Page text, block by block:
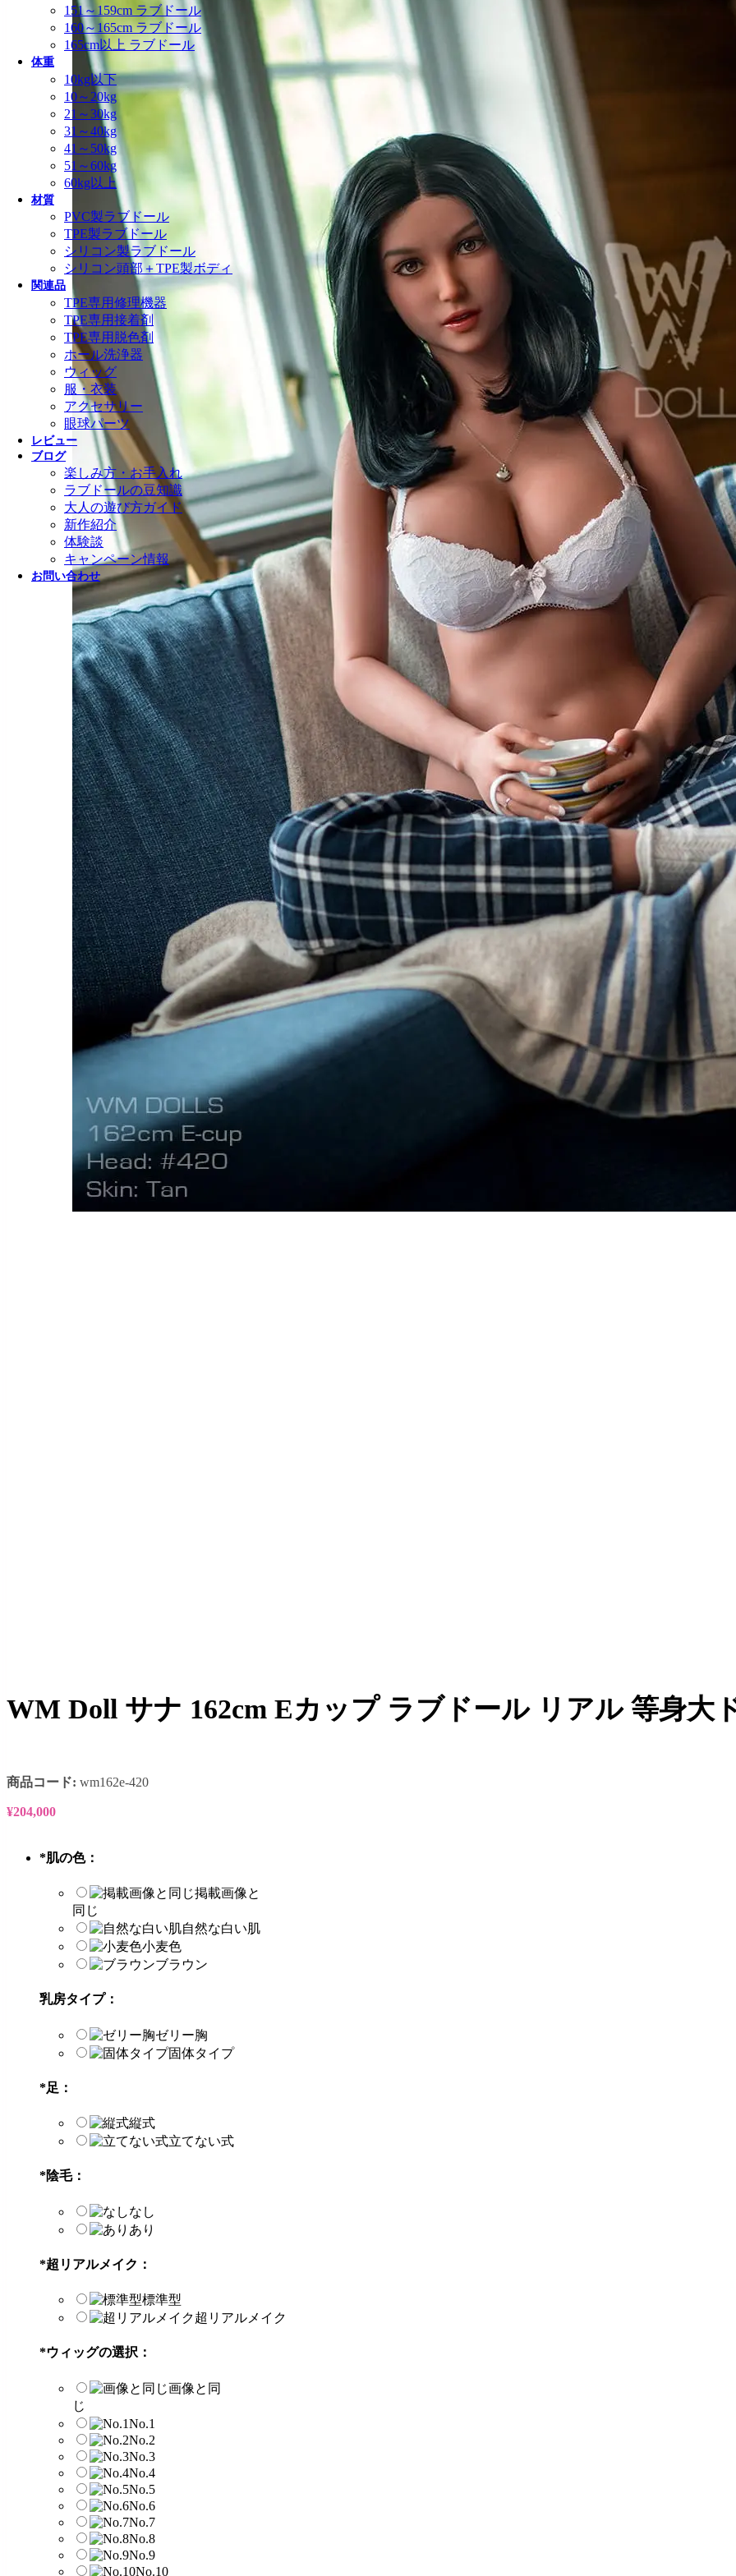
151～159cm ラブドール
160～165cm ラブドール
165cm以上 ラブドール
体重
10kg以下
10～20kg
21～30kg
31～40kg
41～50kg
51～60kg
60kg以上
材質
PVC製ラブドール
TPE製ラブドール
シリコン製ラブドール
シリコン頭部＋TPE製ボディ
関連品
TPE専用修理機器
TPE専用接着剤
TPE専用脱色剤
ホール洗浄器
ウィッグ
服・衣装
アクセサリー
眼球パーツ
レビュー
ブログ
楽しみ方・お手入れ
ラブドールの豆知識
大人の遊び方ガイド
新作紹介
体験談
キャンペーン情報
お問い合わせ
WM Doll サナ 162cm Eカップ ラブドール リアル 等身大
商品コード: wm162e-420
¥204,000
*肌の色：
掲載画像と
同じ
自然な白い肌
小麦色
ブラウン
乳房タイプ：
ゼリー胸
固体タイプ
*足：
縦式
立てない式
*陰毛：
なし
あり
*超リアルメイク：
標準型
超リアルメイク
*ウィッグの選択：
画像と同
じ
No.1
No.2
No.3
No.4
No.5
No.6
No.7
No.8
No.9
No.10